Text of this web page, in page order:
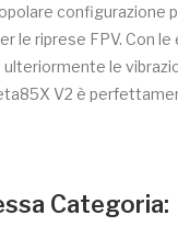
configurazione
le riprese FPV. Con
le
V2 è
Categoria: